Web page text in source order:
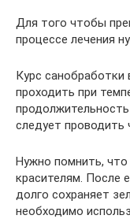
Для того чтобы
процессе лечения
Курс
проходить при
следует
Нужно помнить, что
красителям. После
долго сохраняет
необходимо